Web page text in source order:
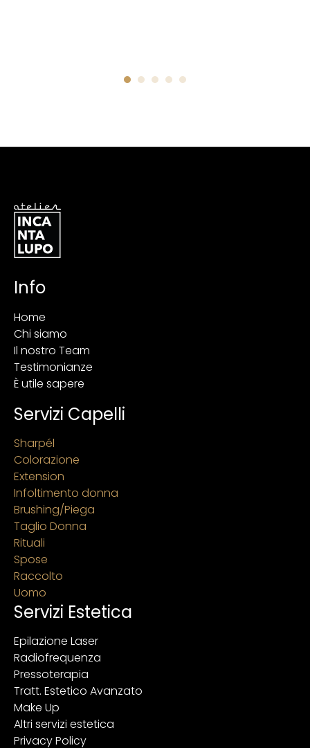
Info
Home
Chi siamo
Il nostro Team
Testimonianze
È utile sapere
Servizi Capelli
Sharpél
Colorazione
Extension
Infoltimento donna
Brushing/Piega
Taglio Donna
Rituali
Spose
Raccolto
Uomo
Servizi Estetica
Epilazione Laser
Radiofrequenza
Pressoterapia
Tratt. Estetico Avanzato
Make Up
Altri servizi estetica
Privacy Policy